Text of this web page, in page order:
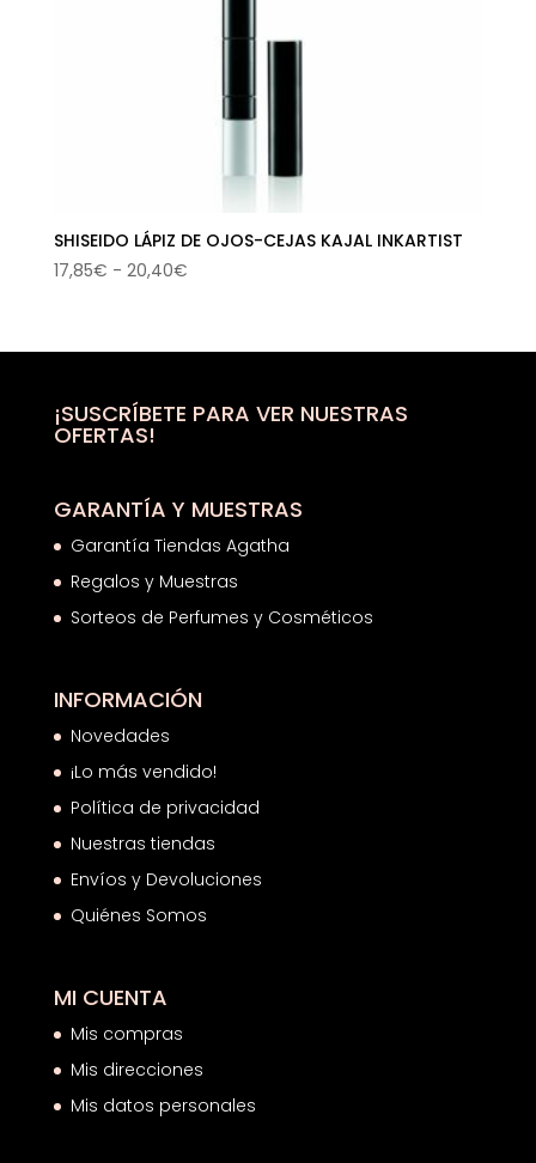
SHISEIDO LÁPIZ DE OJOS-CEJAS KAJAL INKARTIST
17,85€ - 20,40€Rango
desde
hasta
¡SUSCRÍBETE PARA VER NUESTRAS
OFERTAS!
GARANTÍA Y MUESTRAS
Garantía Tiendas Agatha
Regalos y Muestras
Sorteos de Perfumes y Cosméticos
INFORMACIÓN
Novedades
¡Lo más vendido!
Política de privacidad
Nuestras tiendas
Envíos y Devoluciones
Quiénes Somos
MI CUENTA
Mis compras
Mis direcciones
Mis datos personales